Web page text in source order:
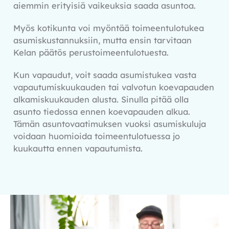
aiemmin erityisiä vaikeuksia saada asuntoa.
Myös kotikunta voi myöntää toimeentulotukea
asumiskustannuksiin, mutta ensin tarvitaan
Kelan päätös perustoimeentulotuesta.
Kun vapaudut, voit saada asumistukea vasta
vapautumiskuukauden tai valvotun koevapauden
alkamiskuukauden alusta. Sinulla pitää olla
asunto tiedossa ennen koevapauden alkua.
Tämän asuntovaatimuksen vuoksi asumiskuluja
voidaan huomioida toimeentulotuessa jo
kuukautta ennen vapautumista.